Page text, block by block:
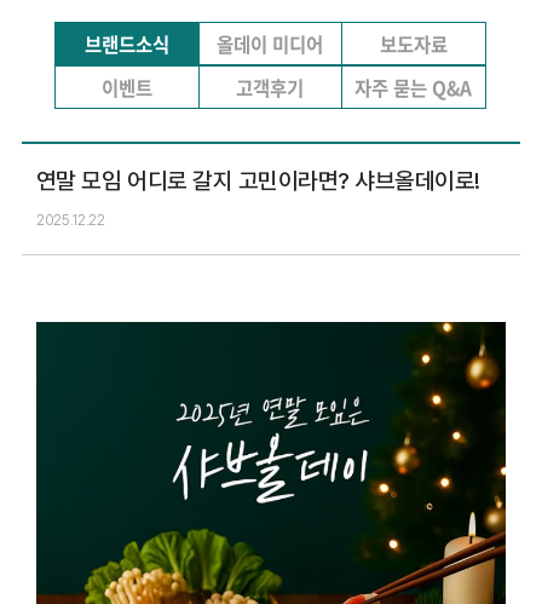
브랜드소식 올데이 미디어
보도자료
이벤트
고객후기 자주 묻는 Q&A
연말 모임 어디로 갈지 고민이라면? 샤브올데이로!
2025.12.22